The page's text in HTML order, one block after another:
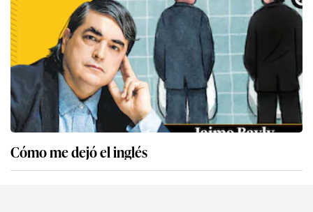
Cómo me dejó el inglés